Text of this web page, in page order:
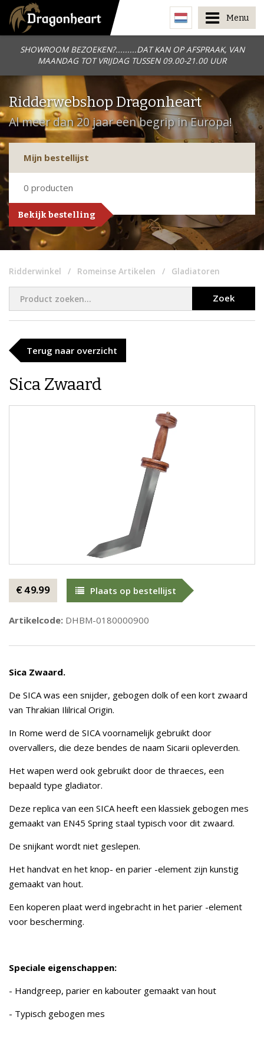
SHOWROOM BEZOEKEN?.........DAT KAN OP AFSPRAAK, VAN
MAANDAG TOT VRIJDAG TUSSEN 09.00-21.00 UUR
Menu
Ridderwebshop Dragonheart
Al meer dan 20 jaar een begrip in Europa!
Mijn bestellijst
0 producten
Bekijk bestelling
Ridderwinkel Romeinse Artikelen Gladiatoren
Zoek
Terug naar overzicht
Sica Zwaard
€ 49.99 Plaats op bestellijst
Artikelcode: DHBM-0180000900
Sica Zwaard.
De SICA was een snijder, gebogen dolk of een kort zwaard
van Thrakian Ililrical Origin.
In Rome werd de SICA voornamelijk gebruikt door
overvallers, die deze bendes de naam Sicarii opleverden.
Het wapen werd ook gebruikt door de thraeces, een
bepaald type gladiator.
Deze replica van een SICA heeft een klassiek gebogen mes
gemaakt van EN45 Spring staal typisch voor dit zwaard.
De snijkant wordt niet geslepen.
Het handvat en het knop- en parier -element zijn kunstig
gemaakt van hout.
Een koperen plaat werd ingebracht in het parier -element
voor bescherming.
Speciale eigenschappen:
- Handgreep, parier en kabouter gemaakt van hout
- Typisch gebogen mes